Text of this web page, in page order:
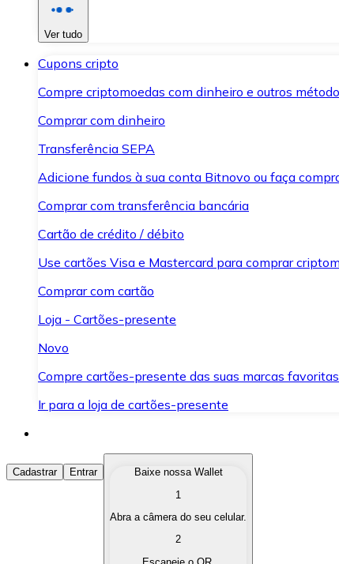
Ver tudo
Cupons cripto
Compre criptomoedas com dinheiro e outros
Comprar com dinheiro
Transferência SEPA
Adicione fundos à sua conta Bitnovo ou faça
Comprar com transferência bancária
Cartão de crédito / débito
Use cartões Visa e Mastercard para comprar
Comprar com cartão
Loja - Cartões-presente
Novo
Compre cartões-presente das suas marcas
Ir para a loja de cartões-presente
Comprar Criptomoedas
Compre as criptomoedas de seu interesse de forma
Converta suas criptomoedas em moeda fiduciária
Cadastrar Entrar
Baixe nossa Wallet
1
Abra a câmera do seu celular.
2